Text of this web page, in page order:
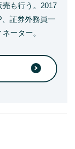
も行う。2017
証券外務員一
ーター。